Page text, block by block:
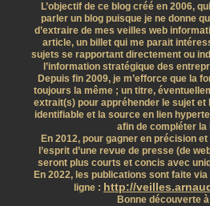
L’objectif de ce blog créé en 2006,
parler un blog puisque je ne donne
d’extraire de mes veilles web
article, un billet qui me parait
sujets se rapportant directement ou
l’information stratégique des
Depuis fin 2009, je m’efforce que la
toujours la même ; un titre,
extrait(s) pour appréhender le sujet et
identifiable et la source en lien
afin de compléter la
En 2012, pour gagner en précision
l’esprit d’une revue de presse (de
seront plus courts et concis avec
En 2022, les publications sont faite
ligne : http://
Bonne découverte